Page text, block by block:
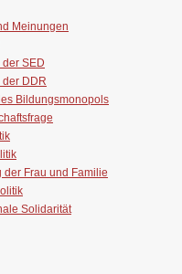
Meinungen
SED
DDR
Bildungsmonopols
der Frau und Familie
Solidarität